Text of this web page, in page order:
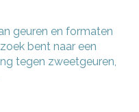
geuren en formaten
bent naar een
tegen zweetgeuren,